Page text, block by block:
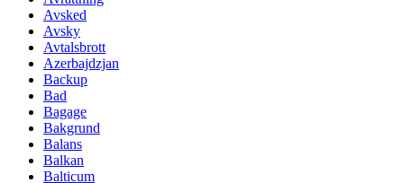
Avsked
Avsky
Avtalsbrott
Azerbajdzjan
Backup
Bad
Bagage
Bakgrund
Balans
Balkan
Balticum